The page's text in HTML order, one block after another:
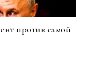
против самой